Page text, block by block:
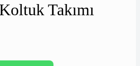
Takımı